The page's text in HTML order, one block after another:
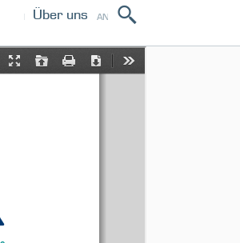
PRESSE ANMELDEN
Über uns